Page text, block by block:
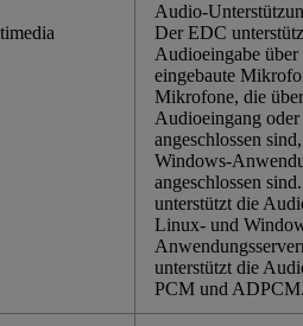
Audio-
Der EDC
Audioeingabe über
eingebaute
Mikrofone, die
Audioeingang
angeschlossen
Windows-
angeschlossen
unterstützt die
Linux- und
unterstützt die
PCM und